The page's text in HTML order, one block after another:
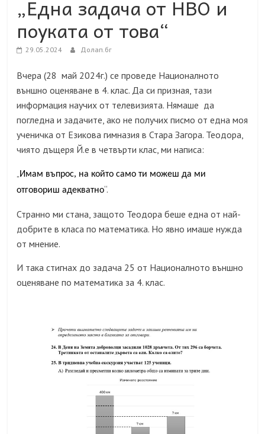
„Една задача от НВО и
поуката от това“
29.05.2024 Долап.бг
Вчера (28 май 2024г.) се проведе Националното
външно оценяване в 4. клас. Да си призная, тази
информация научих от телевизията. Нямаше да
погледна и задачите, ако не получих писмо от една моя
ученичка от Езикова гимназия в Стара Загора. Теодора,
чиято дъщеря Й.е в четвърти клас, ми написа:
„Имам въпрос, на който само ти можеш да ми
отговориш адекватно“.
Странно ми стана, защото Теодора беше една от най-
добрите в класа по математика. Но явно имаше нужда
от мнение.
И така стигнах до задача 25 от Националното външно
оценяване по математика за 4. клас.